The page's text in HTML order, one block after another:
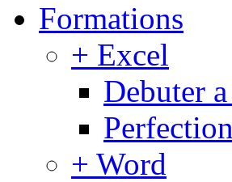
Formations
+ Excel
Debuter
+ Word